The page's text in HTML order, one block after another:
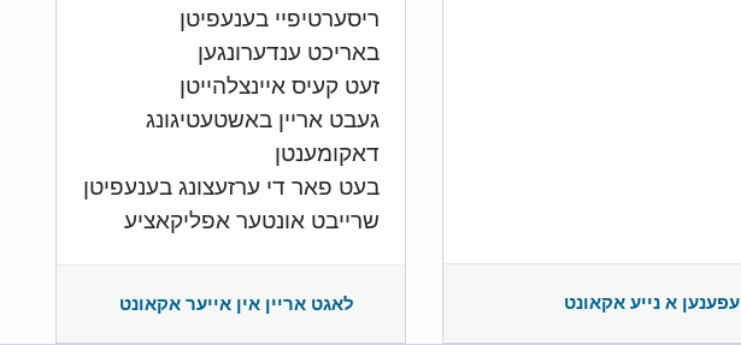
ריסערטיפיי בענעפיטן
באריכט ענדערונגען
זעט קעיס איינצלהייטן
געבט אריין באשטעטיגונג
דאקומענטן
בעט פאר די ערזעצונג בענעפיטן
שרייבט אונטער אפליקאציע
לאגט אריין אין אייער אקאונט עפענען א נייע אקאונט